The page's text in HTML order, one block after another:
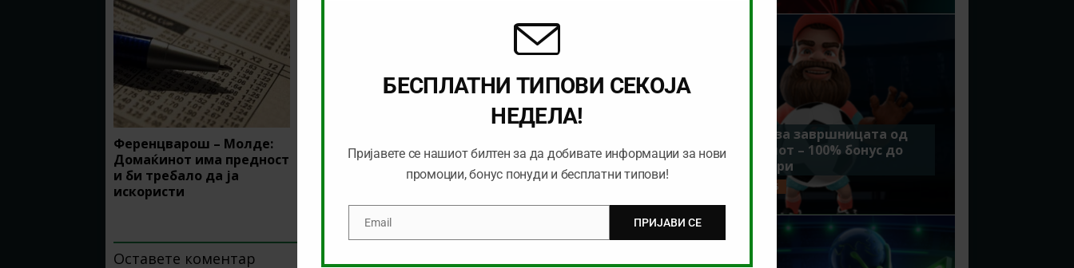
Ференцварош – Молде:
Домаќинот има предност
и би требало да ја
искористи
Лондонското дерби
најинтересен меч денес
07.03.2018)
Оставете коментар
Идеално за завршницата од
Мундијалот – 100% бонус до
7500 денари
ЈУЛИ 15, 2026
БЕСПЛАТНИ ТИПОВИ СЕКОЈА
НЕДЕЛА!
Пријавете се нашиот билтен за да добивате информации за нови
промоции, бонус понуди и бесплатни типови!
EmailEmail ПРИЈАВИ СЕ